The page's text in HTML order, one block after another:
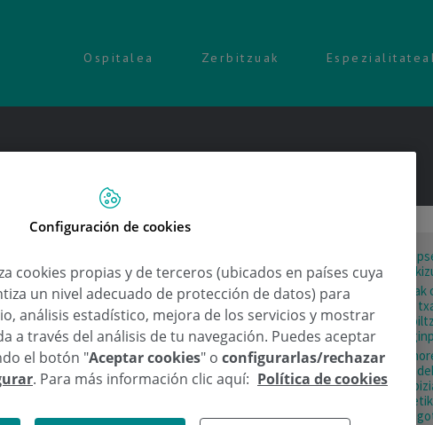
Ospitalea Zerbitzuak
ditu
Configuración de cookies
cookies propias y de terceros (ubicados en países cuya
un nivel adecuado de protección de datos) para
análisis estadístico, mejora de los servicios y mostrar
a través del análisis de tu navegación. Puedes aceptar
el botón "Aceptar cookies" o configurarlas/rechazar
. Para más información clic aquí: Política de cookies